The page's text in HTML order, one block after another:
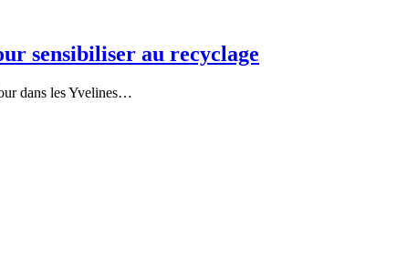
sensibiliser au recyclage
dans les Yvelines…